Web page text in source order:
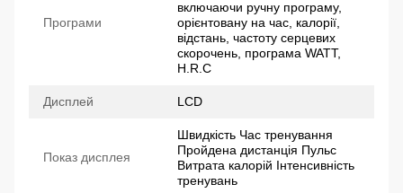
Програми
включаючи ручну програму,
орієнтовану на час, калорії,
відстань, частоту серцевих
скорочень, програма WATT,
H.R.C
Дисплей LCD
Показ дисплея
Швидкість Час тренування
Пройдена дистанція Пульс
Витрата калорій Інтенсивність
тренувань